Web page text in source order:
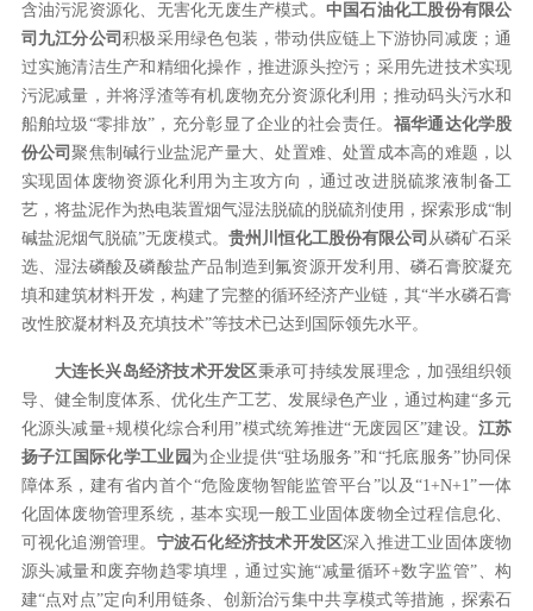
含油污泥资源化、无害化无废生产模式。 中国石油化工股份有限公
司九江分公司积极采用绿色包装，带动供应链上下游协同减废；通
过实施清洁生产和精细化操作，推进源头控污；采用先进技术实现
污泥减量，并将浮渣等有机废物充分资源化利用；推动码头污水和
船舶垃圾“零排放”，充分彰显了企业的社会责任。 福华通达化学股
份公司聚焦制碱行业盐泥产量大、处置难、处置成本高的难题，以
实现固体废物资源化利用为主攻方向，通过改进脱硫浆液制备工
艺，将盐泥作为热电装置烟气湿法脱硫的脱硫剂使用，探索形成“制
碱盐泥烟气脱硫”无废模式。 贵州川恒化工股份有限公司 从磷矿石采
选、湿法磷酸及磷酸盐产品制造到氟资源开发利用、磷石膏胶凝充
填和建筑材料开发，构建了完整的循环经济产业链，其“半水磷石膏
改性胶凝材料及充填技术”等技术已达到国际领先水平。
大连长兴岛经济技术开发区秉承可持续发展理念，加强组织领
导、健全制度体系、优化生产工艺、发展绿色产业，通过构建“多元
化源头减量+规模化综合利用”模式统筹推进“无废园区”建设。江苏
扬子江国际化学工业园 为企业提供“驻场服务”和“托底服务”协同保
障体系，建有省内首个“危险废物智能监管平台”以及“1+N+1”一体
化固体废物管理系统，基本实现一般工业固体废物全过程信息化、
可视化追溯管理。 宁波石化经济技术开发区深入推进工业固体废物
源头减量和废弃物趋零填埋，通过实施“减量循环+数字监管”、构
建“点对点”定向利用链条、创新治污集中共享模式等措施，探索石